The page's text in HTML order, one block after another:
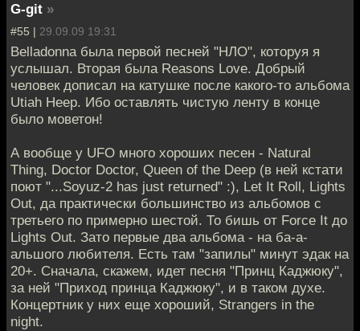
G-git »
#55 | 29.09.09 19:31
Belladonna была первой песней "НЛО", которуя я
услышал. Вторая была Reasons Love. Добрый
человек дописал на катушке после какого-то альбома
Utiah Heep. Ибо оставлять чистую ленту в конце
было моветон!
А вообще у UFO много хороших песен - Natural
Thing, Doctor Doctor, Queen of the Deep (в ней кстати
поют "...Soyuz-2 has just returned" :), Let It Roll, Lights
Out, да практически большинство из альбомов с
третьего по примерно шестой. То бишь от Force It до
Lights Out. Зато первые два альбома - на ба-а-
альшого любителя. Есть там "запилы" минут эдак на
20+. Сначала, скажем, идет песня "Принц Каджюку",
за ней "Приход принца Каджюку", и в таком духе.
Концертник у них еще хороший, Strangers in the
night.